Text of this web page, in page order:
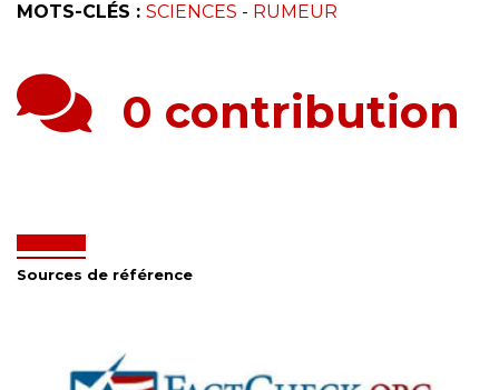
MOTS-CLÉS : SCIENCES - RUMEUR
0 contribution
Sources de référence